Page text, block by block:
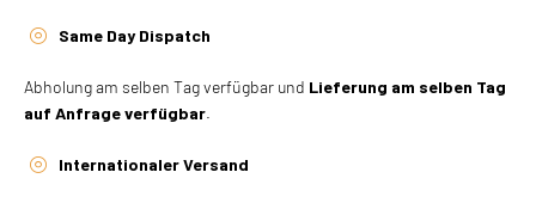
Same Day Dispatch
Abholung am selben Tag verfügbar und Lieferung am selben Tag
auf Anfrage verfügbar.
Internationaler Versand